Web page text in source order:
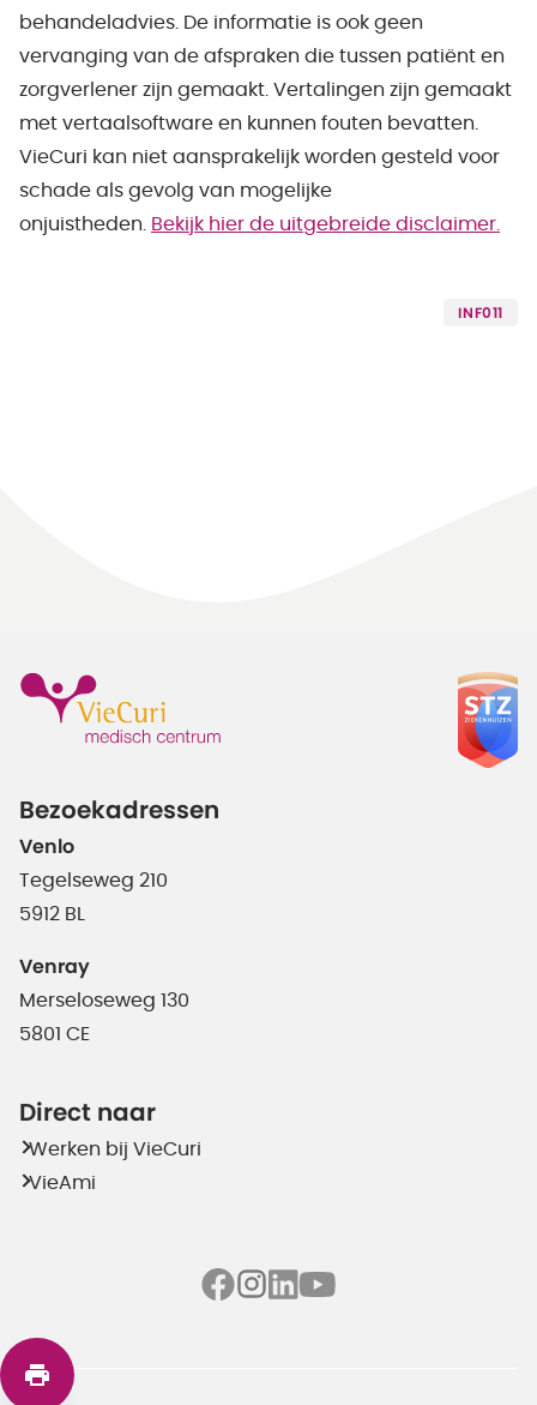
behandeladvies. De informatie is ook geen
vervanging van de afspraken die tussen patiënt en
zorgverlener zijn gemaakt. Vertalingen zijn gemaakt
met vertaalsoftware en kunnen fouten bevatten.
VieCuri kan niet aansprakelijk worden gesteld voor
schade als gevolg van mogelijke
onjuistheden.
Bekijk hier de uitgebreide disclaimer.
INF011
Bezoekadressen
Venlo
Tegelseweg 210
5912 BL
Venray
Merseloseweg 130
5801 CE
Direct naar
Werken bij VieCuri
VieAmi